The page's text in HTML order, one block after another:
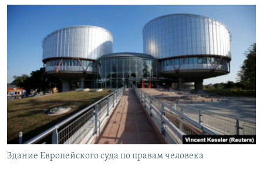
СИБИРЬ.РЕАЛИИ
РАСПИСАНИЕ ВЕЩАНИЯ
ПОДПИШИТЕСЬ НА РАССЫЛКУ
СОЦИАЛЬНЫЕ СЕТИ
Здание Европейского суда по правам человека